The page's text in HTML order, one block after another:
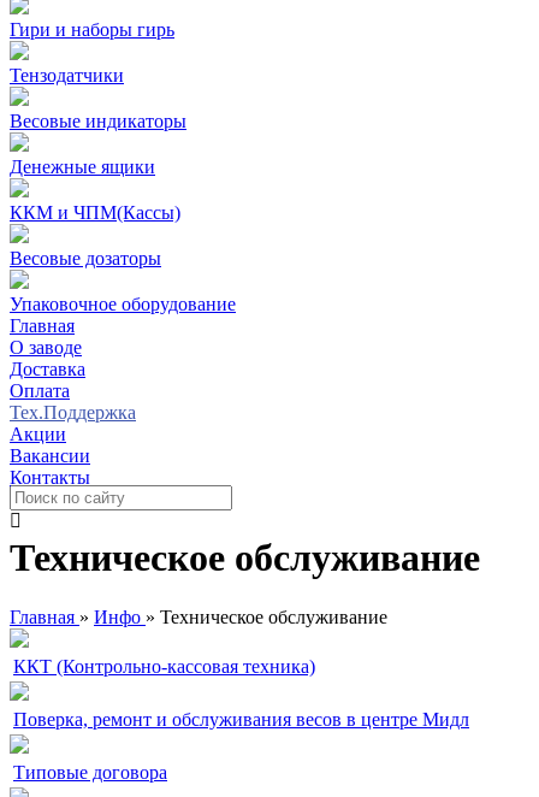
Гири и наборы гирь
Тензодатчики
Весовые индикаторы
Денежные ящики
ККМ и ЧПМ(Кассы)
Весовые дозаторы
Упаковочное оборудование
Главная
О заводе
Доставка
Оплата
Тех.Поддержка
Акции
Вакансии
Контакты
Техническое обслуживание
Главная » Инфо » Техническое обслуживание
ККТ (Контрольно-кассовая техника)
Поверка, ремонт и обслуживания весов в центре Мидл
Типовые договора